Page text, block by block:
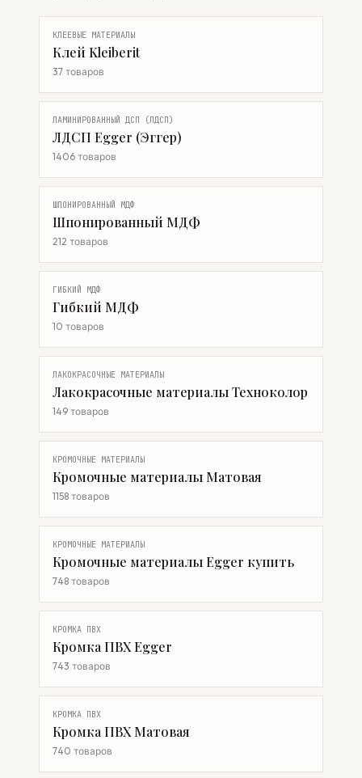
КЛЕЕВЫЕ МАТЕРИАЛЫ
Клей Kleiberit
37 товаров
ЛАМИНИРОВАННЫЙ ДСП (ЛДСП)
ЛДСП Egger (Эггер)
1406 товаров
ШПОНИРОВАННЫЙ МДФ
Шпонированный МДФ
212 товаров
ГИБКИЙ МДФ
Гибкий МДФ
10 товаров
ЛАКОКРАСОЧНЫЕ МАТЕРИАЛЫ
Лакокрасочные материалы Техноколор
149 товаров
КРОМОЧНЫЕ МАТЕРИАЛЫ
Кромочные материалы Матовая
1158 товаров
КРОМОЧНЫЕ МАТЕРИАЛЫ
Кромочные материалы Egger купить
748 товаров
КРОМКА ПВХ
Кромка ПВХ Egger
743 товаров
КРОМКА ПВХ
Кромка ПВХ Матовая
740 товаров